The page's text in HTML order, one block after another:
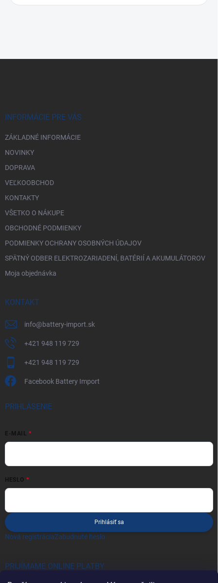
INFORMÁCIE PRE VÁS
ZÁKLADNÉ INFORMÁCIE
NOVINKY
DOPRAVA
VEĽKOOBCHOD
KONTAKTY
VŠETKO O NÁKUPE
OBCHODNÉ PODMIENKY
PODMIENKY OCHRANY OSOBNÝCH ÚDAJOV
SPÄTNÝ ODBER ELEKTROZARIADENÍ, BATÉRIÍ A AKUMULÁTOROV
Moja objednávka
KONTAKT
info@battery-import.sk
+421 948 119 729
+421 948 119 729
Facebook Battery Import
PRIHLÁSENIE
E-MAIL
HESLO
Prihlásiť sa
Nová registráciaZabudnuté heslo
PRIJÍMAME ONLINE PLATBY